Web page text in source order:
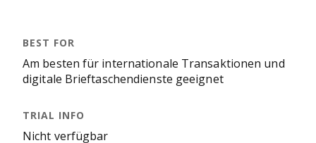
Am besten für internationale Transaktionen und
digitale Brieftaschendienste geeignet
Nicht verfügbar